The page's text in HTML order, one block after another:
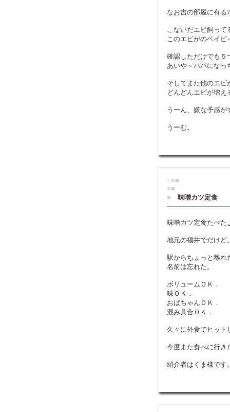
なお吉の部屋に有る
こないだエビ飼って
このエビがのベイビ
確認しただけでも５
あいや～パパにな
そしてまた他のエビ
どんどんエビが増え
うーん、嫌な予感
うーむ。
■■
■■
■
味噌カツ定食
味噌カツ定食たべた
地元の福井でだけど
駅からちょっと離れ
名前は忘れた。
ボリュームＯＫ．
味ＯＫ．
おばちゃんＯＫ．
混み具合ＯＫ．
久々に外食でヒット
今度また食べに行き
紹介者はくま様です